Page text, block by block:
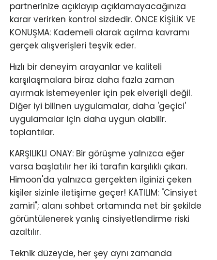
partnerinize açıklayıp açıklamayacağınıza
karar verirken kontrol sizdedir. ÖNCE KİŞİLİK VE
KONUŞMA: Kademeli olarak açılma kavramı
gerçek alışverişleri teşvik eder.
Hızlı bir deneyim arayanlar ve kaliteli
karşılaşmalara biraz daha fazla zaman
ayırmak istemeyenler için pek elverişli değil.
Diğer iyi bilinen uygulamalar, daha 'geçici'
uygulamalar için daha uygun olabilir.
toplantılar.
KARŞILIKLI ONAY: Bir görüşme yalnızca eğer
varsa başlatılır her iki tarafın karşılıklı çıkarı.
Himoon'da yalnızca gerçekten ilginizi çeken
kişiler sizinle iletişime geçer! KATILIM: "Cinsiyet
zamiri"; alanı sohbet ortamında net bir şekilde
görüntülenerek yanlış cinsiyetlendirme riski
azaltılır.
Teknik düzeyde, her şey aynı zamanda